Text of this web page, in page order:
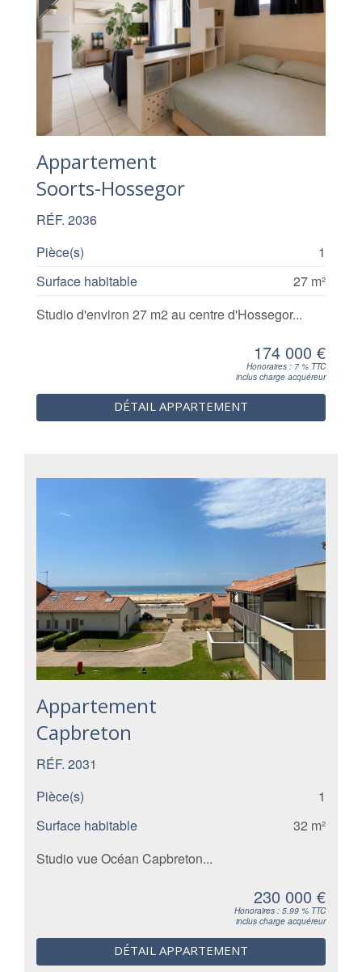
Appartement
Soorts-Hossegor
RÉF. 2036
Pièce(s)
1
Surface habitable
27 m²
Studio d'environ 27 m2 au centre d'Hossegor...
174 000 €
Honoraires : 7 % TTC
inclus charge acquéreur
DÉTAIL APPARTEMENT
Appartement
Capbreton
RÉF. 2031
Pièce(s)
1
Surface habitable
32 m²
Studio vue Océan Capbreton...
230 000 €
Honoraires : 5.99 % TTC
inclus charge acquéreur
DÉTAIL APPARTEMENT